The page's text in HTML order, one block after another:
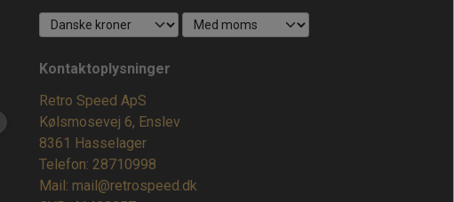
Kontaktoplysninger
Retro Speed ApS
Kølsmosevej 6, Enslev
8361 Hasselager
Telefon: 28710998
Mail: mail@retrospeed.dk